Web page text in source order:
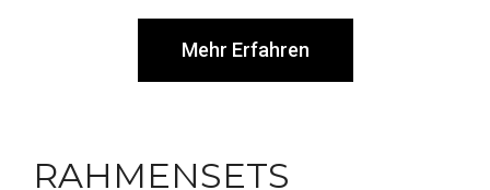
Mehr Erfahren
RAHMENSETS